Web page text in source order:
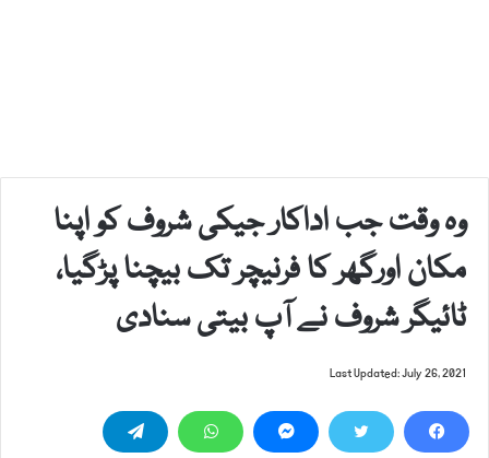
وہ وقت جب اداکار جیکی شروف کو اپنا
مکان اورگھر کا فرنیچر تک بیچنا پڑگیا،
ٹائیگر شروف نے آپ بیتی سنادی
Last Updated: July 26, 2021